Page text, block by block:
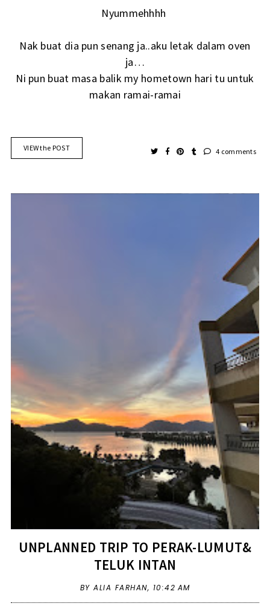
Nyummehhhh
Nak buat dia pun senang ja..aku letak dalam oven
ja…
Ni pun buat masa balik my hometown hari tu untuk
makan ramai-ramai
VIEW the POST 4 comments
UNPLANNED TRIP TO PERAK-LUMUT&
TELUK INTAN
BY ALIA FARHAN, 10:42 AM